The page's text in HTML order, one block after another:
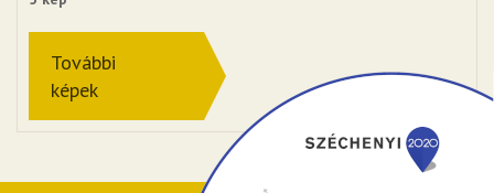
További
képek